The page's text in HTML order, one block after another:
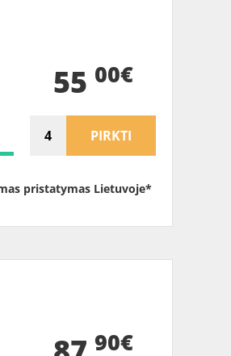
55 00€
PIRKTI
pristatymas Lietuvoje*
90€